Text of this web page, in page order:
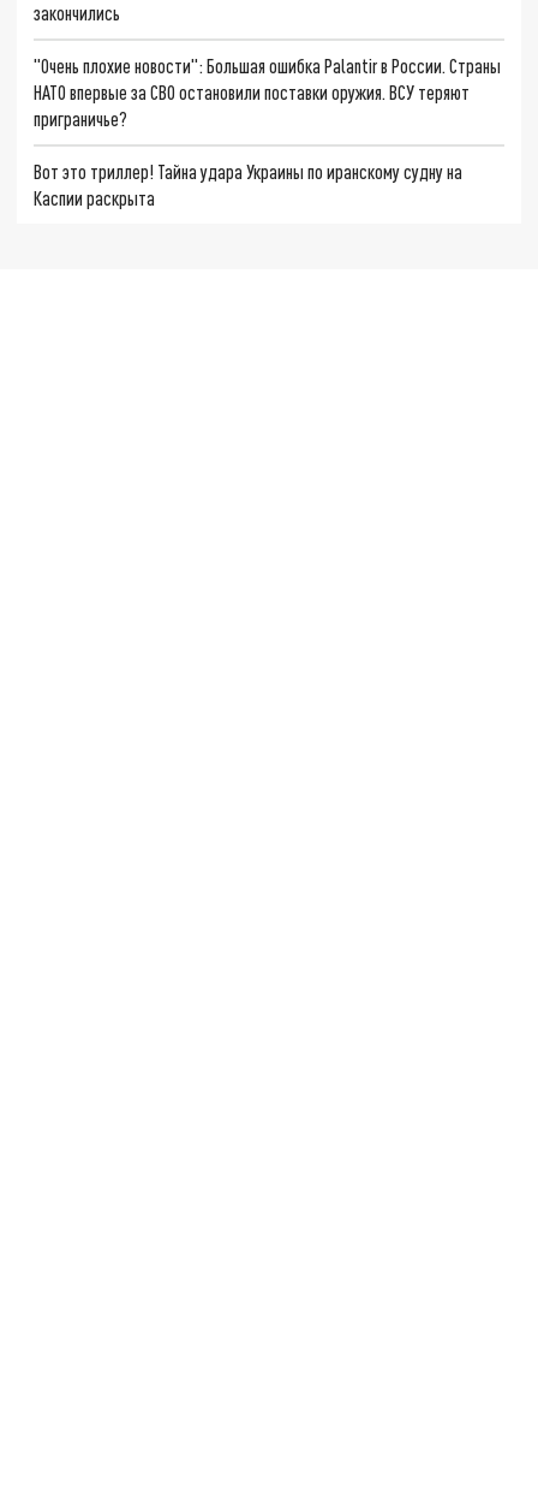
закончились
"Очень плохие новости": Большая ошибка Palantir в России. Страны
НАТО впервые за СВО остановили поставки оружия. ВСУ теряют
приграничье?
Вот это триллер! Тайна удара Украины по иранскому судну на
Каспии раскрыта